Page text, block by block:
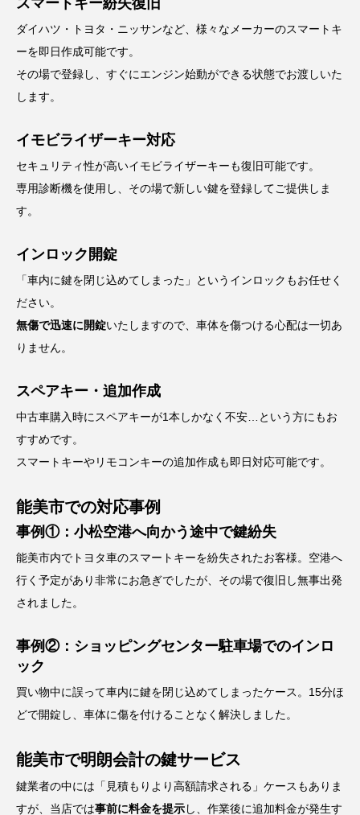
ダイハツ・トヨタ・ニッサンなど、様々なメーカーのスマートキ
ーを即日作成可能です。
その場で登録し、すぐにエンジン始動ができる状態でお渡しいた
します。
イモビライザーキー対応
セキュリティ性が高いイモビライザーキーも復旧可能です。
専用診断機を使用し、その場で新しい鍵を登録してご提供しま
す。
インロック開錠
「車内に鍵を閉じ込めてしまった」というインロックもお任せく
ださい。
無傷で迅速に開錠いたしますので、車体を傷つける心配は一切あ
りません。
スペアキー・追加作成
中古車購入時にスペアキーが1本しかなく不安…という方にもお
すすめです。
スマートキーやリモコンキーの追加作成も即日対応可能です。
能美市での対応事例
事例①：小松空港へ向かう途中で鍵紛失
能美市内でトヨタ車のスマートキーを紛失されたお客様。空港へ
行く予定があり非常にお急ぎでしたが、その場で復旧し無事出発
されました。
事例②：ショッピングセンター駐車場でのインロ
ック
買い物中に誤って車内に鍵を閉じ込めてしまったケース。15分ほ
どで開錠し、車体に傷を付けることなく解決しました。
能美市で明朗会計の鍵サービス
鍵業者の中には「見積もりより高額請求される」ケースもありま
すが、当店では事前に料金を提示し、作業後に追加料金が発生す